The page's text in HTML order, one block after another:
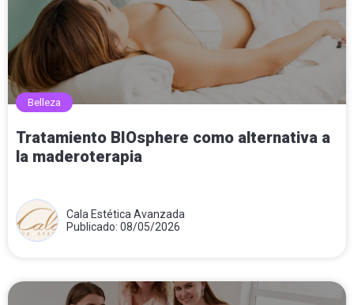
Belleza
Tratamiento BIOsphere como alternativa a
la maderoterapia
Cala Estética Avanzada
Publicado: 08/05/2026